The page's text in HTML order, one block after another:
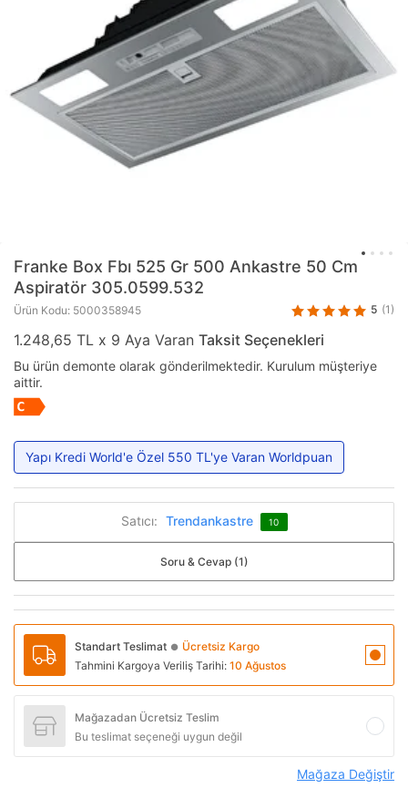
Franke Box Fbı 525 Gr 500 Ankastre 50 Cm
Aspiratör 305.0599.532
Ürün Kodu: 5000358945 5 (1)
1.248,65 TL x 9 Aya Varan Taksit Seçenekleri
Bu ürün demonte olarak gönderilmektedir. Kurulum müşteriye
aittir.
Yapı Kredi World'e Özel 550 TL'ye Varan Worldpuan
Satıcı: Trendankastre 10
Soru & Cevap (1)
Standart Teslimat ● Ücretsiz Kargo
Tahmini Kargoya Veriliş Tarihi: 10 Ağustos
Mağazadan Ücretsiz Teslim
Bu teslimat seçeneği uygun değil
Mağaza Değiştir